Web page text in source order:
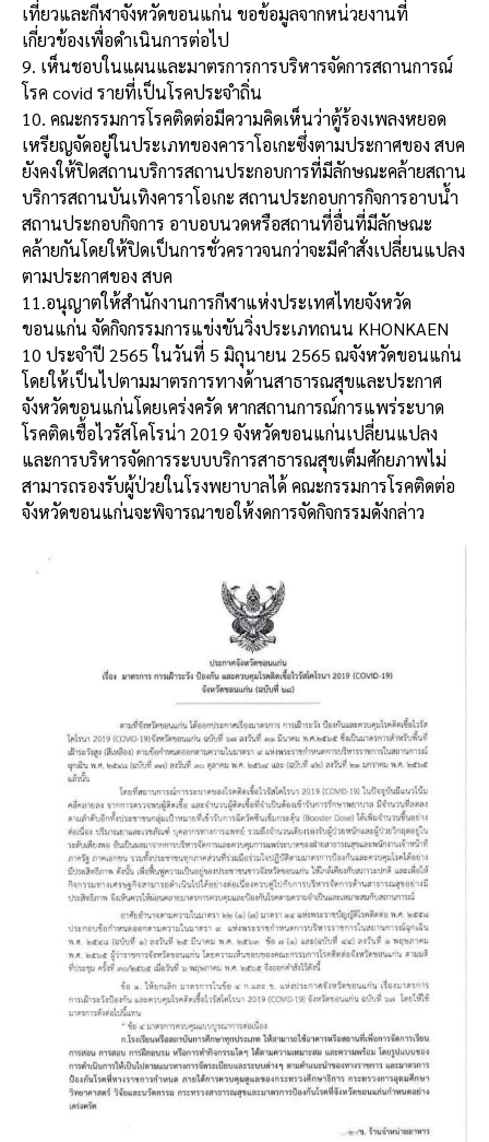
เที่ยวและกีฬาจังหวัดขอนแก่น ขอข้อมูลจากหน่วยงานที่
เกี่ยวข้องเพื่อดำเนินการต่อไป
9. เห็นชอบในแผนและมาตรการการบริหารจัดการสถานการณ์
โรค covid รายที่เป็นโรคประจำถิ่น
10. คณะกรรมการ​โรคติดต่อ​มีความคิดเห็นว่าตู้ร้องเพลงหยอด
เหรียญจัดอยู่ในประเภทของคาราโอเกะซึ่งตามประกาศของ สบค
ยังคงให้ปิดสถานบริการสถานประกอบการที่มีลักษณะคล้ายสถาน
บริการสถานบันเทิงคาราโอเกะ สถานประกอบการกิจการอาบน้ำ
สถานประกอบกิจการ อาบอบนวดหรือสถานที่อื่นที่มีลักษณะ
คล้ายกันโดยให้ปิดเป็นการชั่วคราวจนกว่าจะมีคำสั่งเปลี่ยนแปลง
ตามประกาศของ สบค
11.อนุญาตให้สำนักงานการกีฬาแห่งประเทศไทยจังหวัด
ขอนแก่น จัดกิจกรรมการแข่งขันวิ่งประเภทถนน KHONKAEN
10 ประจำปี 2565​ ในวันที่ 5 มิถุนายน 2565 ณจังหวัดขอนแก่น
โดยให้เป็นไปตามมาตรการทางด้านสาธารณสุขและประกาศ
จังหวัดขอนแก่นโดยเคร่งครัด หากสถานการณ์การแพร่ระบาด
โรคติดเชื้อไวรัสโคโรน่า 2019 จังหวัดขอนแก่นเปลี่ยนแปลง
และการบริหารจัดการระบบบริกา​รสาธารณสุขเต็มศักยภาพ​ไม่
สามารถรองรับผู้ป่วยในโรงพยาบาลได้ คณะกรรมการโรคติดต่อ
จังหวัดขอนแก่นจะพิจารณาขอให้งดการจัดกิจกรรมดังกล่าว